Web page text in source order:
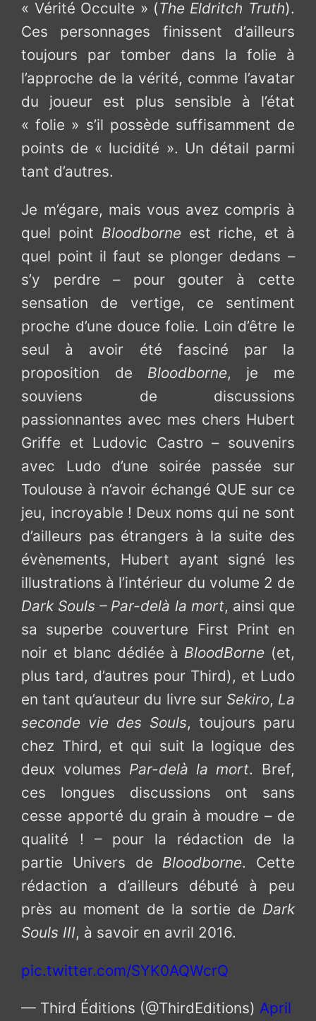
« Vérité Occulte » (The Eldritch Truth).
Ces personnages finissent d’ailleurs
toujours par tomber dans la folie à
l’approche de la vérité, comme l’avatar
du joueur est plus sensible à l’état
« folie » s’il possède suffisamment de
points de « lucidité ». Un détail parmi
tant d’autres.
Je m’égare, mais vous avez compris à
quel point Bloodborneest riche, et à
quel point il faut se plonger dedans –
s’y perdre – pour gouter à cette
sensation de vertige, ce sentiment
proche d’une douce folie. Loin d’être le
seul à avoir été fasciné par la
proposition de Bloodborne, je me
souviens de discussions
passionnantes avec mes chers Hubert
Griffe et Ludovic Castro – souvenirs
avec Ludo d’une soirée passée sur
Toulouse à n’avoir échangé QUE sur ce
jeu, incroyable ! Deux noms qui ne sont
d’ailleurs pas étrangers à la suite des
évènements, Hubert ayant signé les
illustrations à l’intérieur du volume 2 de
Dark Souls – Par-delà la mort, ainsi que
sa superbe couverture First Print en
noir et blanc dédiée à BloodBorne (et,
plus tard, d’autres pour Third), et Ludo
en tant qu’auteur du livre sur Sekiro, La
seconde vie des Souls, toujours paru
chez Third, et qui suit la logique des
deux volumes Par-delà la mort. Bref,
ces longues discussions ont sans
cesse apporté du grain à moudre – de
qualité ! – pour la rédaction de la
partie Univers de Bloodborne. Cette
rédaction a d’ailleurs débuté à peu
près au moment de la sortie de Dark
Souls III, à savoir en avril 2016.
pic.twitter.com/SYK0AQWcrQ
— Third Éditions (@ThirdEditions)April